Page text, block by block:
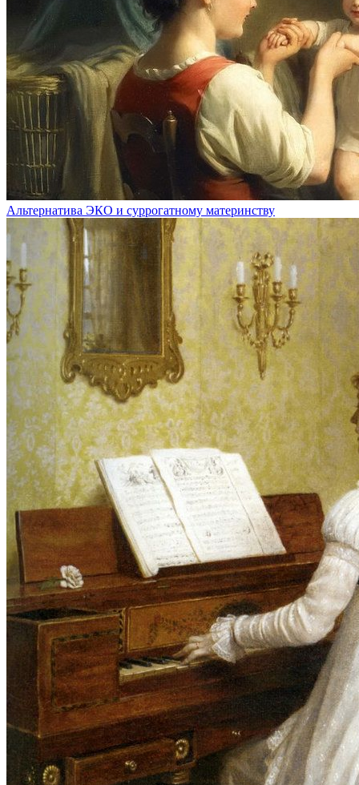
Альтернатива ЭКО и суррогатному материнству